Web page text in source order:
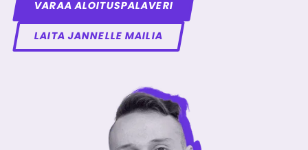
VARAA ALOITUSPALAVERI
LAITA JANNELLE MAILIA